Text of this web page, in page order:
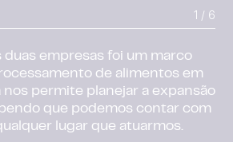
1 / 6
duas empresas foi um marco
de alimentos em
nos permite planejar a expansão
que podemos contar com
lugar que atuarmos.